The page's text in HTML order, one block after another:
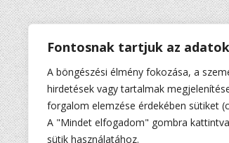
Fontosnak tartjuk az
A böngészési élmény fokozása, a
hirdetések vagy tartalmak
forgalom elemzése érdekében sütiket
A "Mindet elfogadom" gombra
sütik használatához.